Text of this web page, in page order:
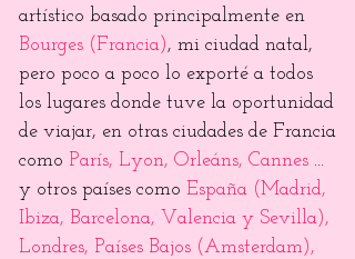
artístico basado principalmente en
Bourges (Francia), mi ciudad natal,
pero poco a poco lo exporté a todos
los lugares donde tuve la oportunidad
de viajar, en otras ciudades de Francia
como París, Lyon, Orleáns, Cannes ...
y otros países como España (Madrid,
Ibiza, Barcelona, ​​Valencia y Sevilla),
Londres, Países Bajos (Amsterdam),